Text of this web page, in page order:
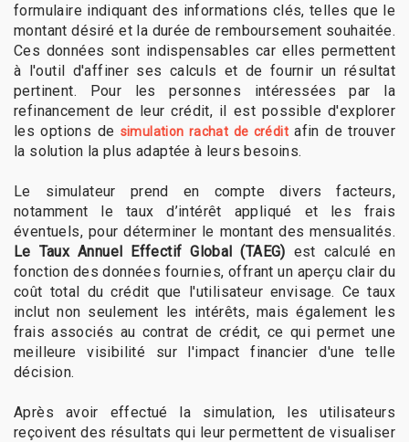
formulaire indiquant des informations clés, telles que le
montant désiré et la durée de remboursement souhaitée.
Ces données sont indispensables car elles permettent
à l'outil d'affiner ses calculs et de fournir un résultat
pertinent. Pour les personnes intéressées par la
refinancement de leur crédit, il est possible d'explorer
les options de simulation rachat de créditafin de trouver
la solution la plus adaptée à leurs besoins.
Le simulateur prend en compte divers facteurs,
notamment le taux d’intérêt appliqué et les frais
éventuels, pour déterminer le montant des mensualités.
Le Taux Annuel Effectif Global (TAEG) est calculé en
fonction des données fournies, offrant un aperçu clair du
coût total du crédit que l'utilisateur envisage. Ce taux
inclut non seulement les intérêts, mais également les
frais associés au contrat de crédit, ce qui permet une
meilleure visibilité sur l'impact financier d'une telle
décision.
Après avoir effectué la simulation, les utilisateurs
reçoivent des résultats qui leur permettent de visualiser